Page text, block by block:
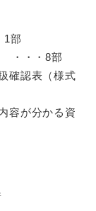
部
・・・8部
認表（様式
が分かる資